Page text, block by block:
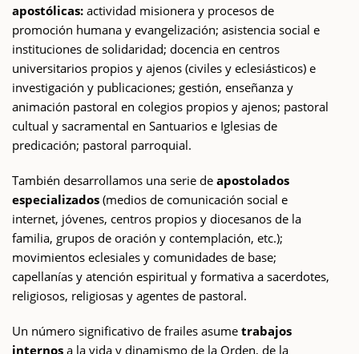
apostólicas: actividad misionera y procesos de
promoción humana y evangelización; asistencia social e
instituciones de solidaridad; docencia en centros
universitarios propios y ajenos (civiles y eclesiásticos) e
investigación y publicaciones; gestión, enseñanza y
animación pastoral en colegios propios y ajenos; pastoral
cultual y sacramental en Santuarios e Iglesias de
predicación; pastoral parroquial.
También desarrollamos una serie de apostolados
especializados (medios de comunicación social e
internet, jóvenes, centros propios y diocesanos de la
familia, grupos de oración y contemplación, etc.);
movimientos eclesiales y comunidades de base;
capellanías y atención espiritual y formativa a sacerdotes,
religiosos, religiosas y agentes de pastoral.
Un número significativo de frailes asume trabajos
internos a la vida y dinamismo de la Orden, de la